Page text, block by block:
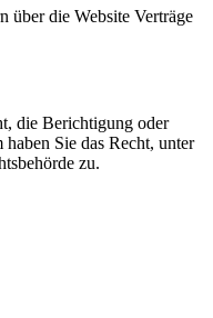
über die Website Verträge
die Berichtigung oder
Sie das Recht, unter
zu.